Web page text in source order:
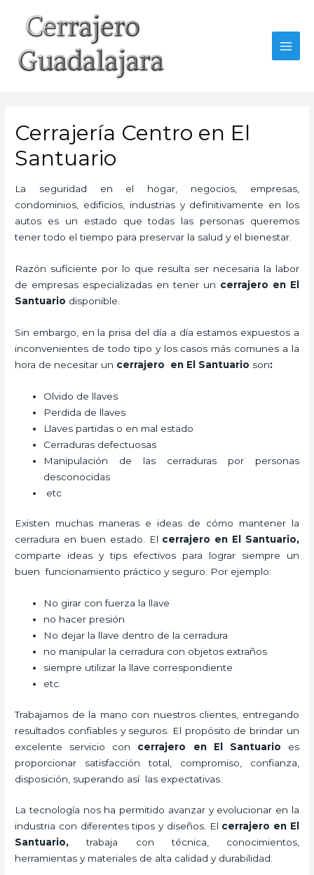
contenido
Cerrajería Centro en El
Santuario
La seguridad en el hogar, negocios, empresas,
condominios, edificios, industrias y definitivamente en los
autos es un estado que todas las personas queremos
tener todo el tiempo para preservar la salud y el bienestar.
Razón suficiente por lo que resulta ser necesaria la labor
de empresas especializadas en tener un cerrajero en El
Santuario disponible.
Sin embargo, en la prisa del día a día estamos expuestos a
inconvenientes de todo tipo y los casos más comunes a la
hora de necesitar un cerrajero en El Santuario son:
Olvido de llaves
Perdida de llaves
Llaves partidas o en mal estado
Cerraduras defectuosas
Manipulación de las cerraduras por personas
desconocidas
etc
Existen muchas maneras e ideas de cómo mantener la
cerradura en buen estado. El cerrajero en El Santuario,
comparte ideas y tips efectivos para lograr siempre un
buen funcionamiento práctico y seguro. Por ejemplo:
No girar con fuerza la llave
no hacer presión
No dejar la llave dentro de la cerradura
no manipular la cerradura con objetos extraños
siempre utilizar la llave correspondiente
etc.
Trabajamos de la mano con nuestros clientes, entregando
resultados confiables y seguros. El propósito de brindar un
excelente servicio con cerrajero en El Santuario es
proporcionar satisfacción total, compromiso, confianza,
disposición, superando así las expectativas.
La tecnología nos ha permitido avanzar y evolucionar en la
industria con diferentes tipos y diseños. El cerrajero en El
Santuario,trabaja con técnica, conocimientos,
herramientas y materiales de alta calidad y durabilidad.